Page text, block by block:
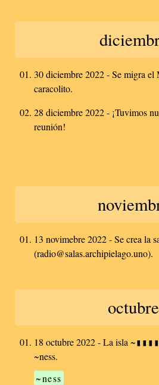
30 diciembre 2022 - Se migra el
caracolito.
28 diciembre 2022 - ¡Tuvimos
reunión!
13 novimebre 2022 - Se crea la
(radio@salas.archipielago.uno).
octubre
18 octubre 2022 - La isla
~ness.
~ness